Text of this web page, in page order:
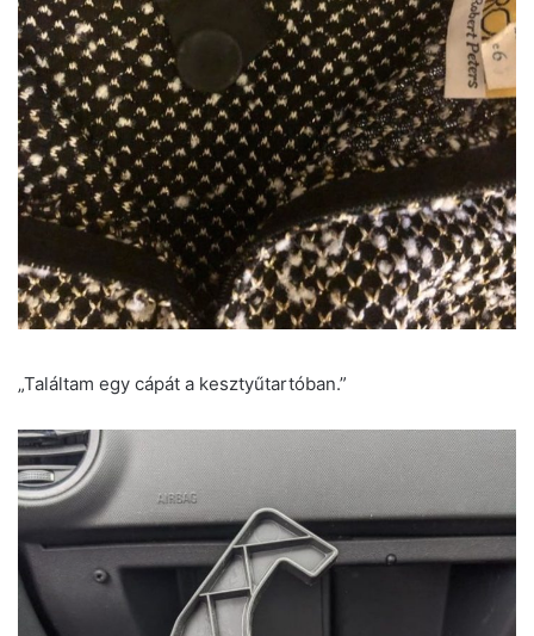
„Találtam egy cápát a kesztyűtartóban.”